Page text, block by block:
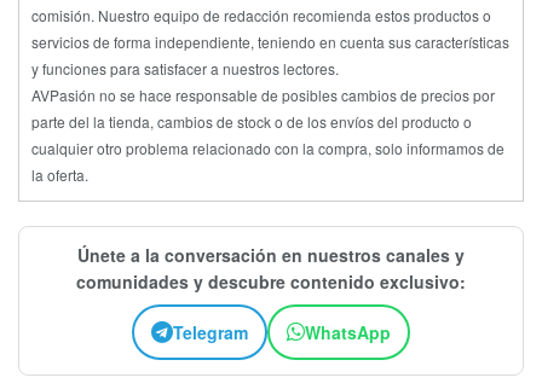
comisión. Nuestro equipo de redacción recomienda estos productos o
servicios de forma independiente, teniendo en cuenta sus características
y funciones para satisfacer a nuestros lectores.
AVPasión no se hace responsable de posibles cambios de precios por
parte del la tienda, cambios de stock o de los envíos del producto o
cualquier otro problema relacionado con la compra, solo informamos de
la oferta.
Únete a la conversación en nuestros canales y
comunidades y descubre contenido exclusivo:
Telegram WhatsApp